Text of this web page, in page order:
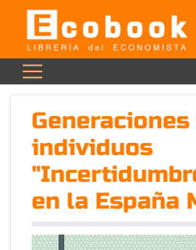
Generaciones
individuos
en la España